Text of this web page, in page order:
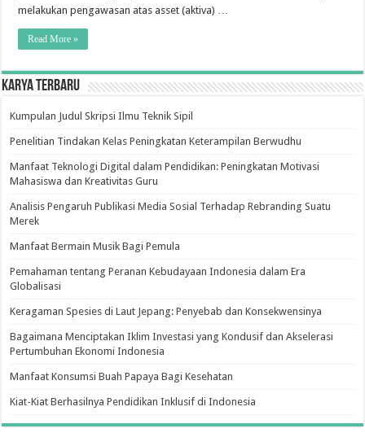
melakukan pengawasan atas asset (aktiva) …
Read More »
Karya Terbaru
Kumpulan Judul Skripsi Ilmu Teknik Sipil
Penelitian Tindakan Kelas Peningkatan Keterampilan Berwudhu
Manfaat Teknologi Digital dalam Pendidikan: Peningkatan Motivasi
Mahasiswa dan Kreativitas Guru
Analisis Pengaruh Publikasi Media Sosial Terhadap Rebranding Suatu
Merek
Manfaat Bermain Musik Bagi Pemula
Pemahaman tentang Peranan Kebudayaan Indonesia dalam Era
Globalisasi
Keragaman Spesies di Laut Jepang: Penyebab dan Konsekwensinya
Bagaimana Menciptakan Iklim Investasi yang Kondusif dan Akselerasi
Pertumbuhan Ekonomi Indonesia
Manfaat Konsumsi Buah Papaya Bagi Kesehatan
Kiat-Kiat Berhasilnya Pendidikan Inklusif di Indonesia